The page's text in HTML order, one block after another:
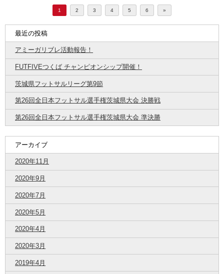
1 2 3 4 5 6 »
最近の投稿
アミーガリブレ活動報告！
FUTFIVEつくば チャンピオンシップ開催！
茨城県フットサルリーグ第9節
第26回全日本フットサル選手権茨城県大会 決勝戦
第26回全日本フットサル選手権茨城県大会 準決勝
アーカイブ
2020年11月
2020年9月
2020年7月
2020年5月
2020年4月
2020年3月
2019年4月